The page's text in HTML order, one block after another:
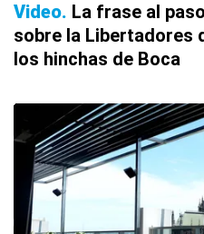
Video La frase al
sobre la Libertadores
los hinchas de Boca